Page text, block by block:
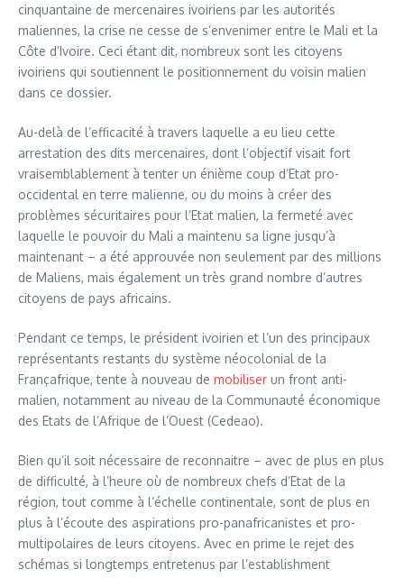
cinquantaine de mercenaires ivoiriens par les autorités
maliennes, la crise ne cesse de s’envenimer entre le Mali et la
Côte d’Ivoire. Ceci étant dit, nombreux sont les citoyens
ivoiriens qui soutiennent le positionnement du voisin malien
dans ce dossier.
Au-delà de l’efficacité à travers laquelle a eu lieu cette
arrestation des dits mercenaires, dont l’objectif visait fort
vraisemblablement à tenter un énième coup d’Etat pro-
occidental en terre malienne, ou du moins à créer des
problèmes sécuritaires pour l’Etat malien, la fermeté avec
laquelle le pouvoir du Mali a maintenu sa ligne jusqu’à
maintenant – a été approuvée non seulement par des millions
de Maliens, mais également un très grand nombre d’autres
citoyens de pays africains.
Pendant ce temps, le président ivoirien et l’un des principaux
représentants restants du système néocolonial de la
Françafrique, tente à nouveau de mobiliser un front anti-
malien, notamment au niveau de la Communauté économique
des Etats de l’Afrique de l’Ouest (Cedeao).
Bien qu’il soit nécessaire de reconnaitre – avec de plus en plus
de difficulté, à l’heure où de nombreux chefs d’Etat de la
région, tout comme à l’échelle continentale, sont de plus en
plus à l’écoute des aspirations pro-panafricanistes et pro-
multipolaires de leurs citoyens. Avec en prime le rejet des
schémas si longtemps entretenus par l’establishment